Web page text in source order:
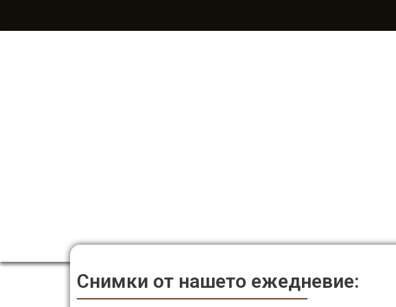
Снимки от нашето ежедневие: